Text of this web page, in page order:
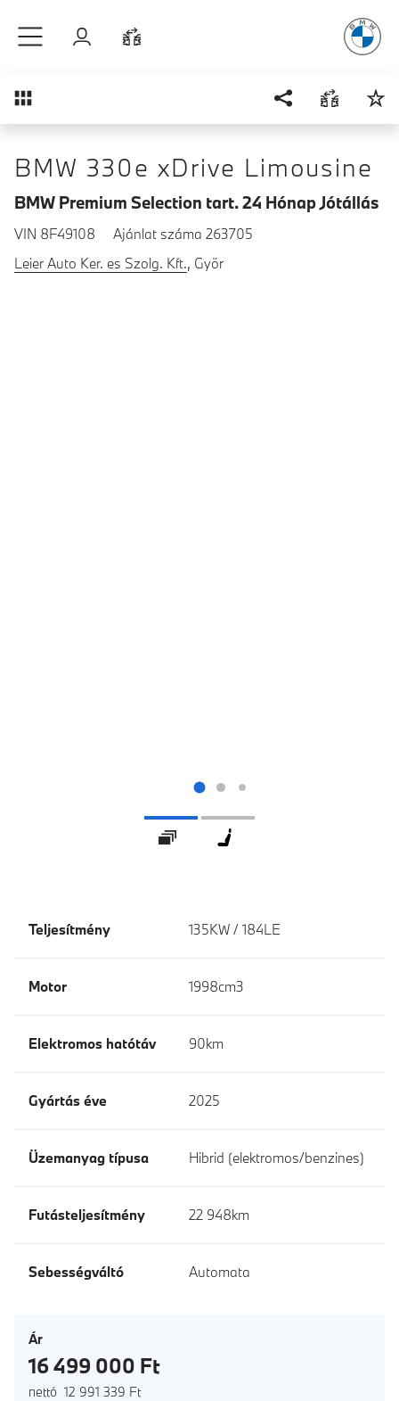
Bejelentkezés
Áttekintés
BMW 330e xDrive Limousine
BMW Premium Selection tart. 24 Hónap Jótállás
VIN 8F49108
Ajánlat száma 263705
Leier Auto Ker. es Szolg. Kft., Györ
Galéria
Teljesítmény 135KW / 184LE
Motor 1998cm3
Elektromos hatótáv 90km
Gyártás éve 2025
Üzemanyag típusa Hibrid (elektromos/benzines)
Futásteljesítmény 22 948km
Sebességváltó Automata
Ár
16 499 000 Ft
nettó 12 991 339 Ft